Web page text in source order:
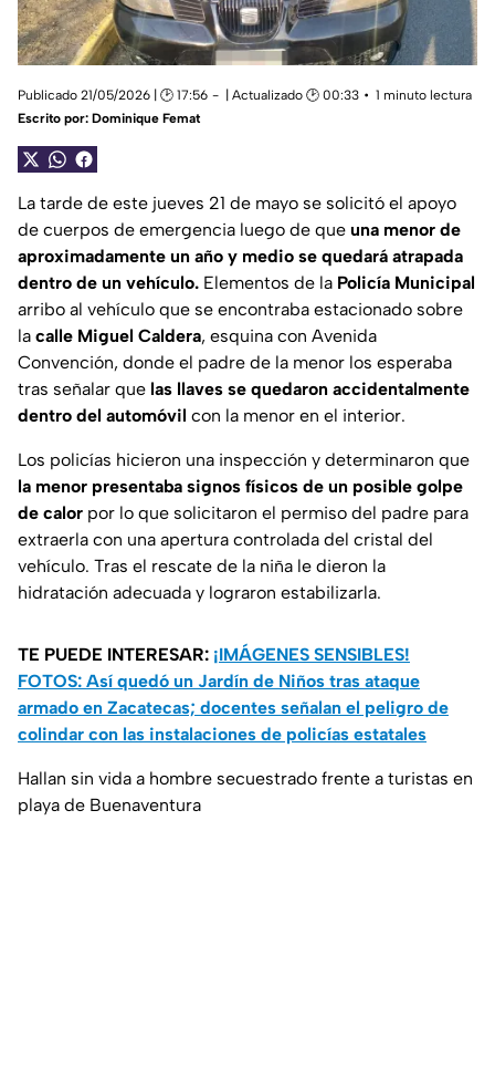
Publicado 21/05/2026 | 🕑 17:56 | Actualizado 🕑 00:33
1 minuto lectura
Escrito por: Dominique Femat
La tarde de este jueves 21 de mayo se solicitó el apoyo
de cuerpos de emergencia luego de que una menor de
aproximadamente un año y medio se quedará atrapada
dentro de un vehículo. Elementos de la Policía Municipal
arribo al vehículo que se encontraba estacionado sobre
la calle Miguel Caldera, esquina con Avenida
Convención, donde el padre de la menor los esperaba
tras señalar que las llaves se quedaron accidentalmente
dentro del automóvil con la menor en el interior.
Los policías hicieron una inspección y determinaron que
la menor presentaba signos físicos de un posible golpe
de calor por lo que solicitaron el permiso del padre para
extraerla con una apertura controlada del cristal del
vehículo. Tras el rescate de la niña le dieron la
hidratación adecuada y lograron estabilizarla.
TE PUEDE INTERESAR: ¡IMÁGENES SENSIBLES!
FOTOS: Así quedó un Jardín de Niños tras ataque
armado en Zacatecas; docentes señalan el peligro de
colindar con las instalaciones de policías estatales
Hallan sin vida a hombre secuestrado frente a turistas en
playa de Buenaventura